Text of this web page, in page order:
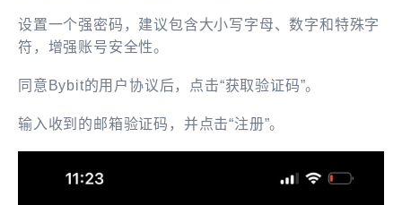
设置一个强密码，建议包含大小写字母、数字和特殊字
符，增强账号安全性。
同意 Bybit的用户协议后，点击“获取验证码”。
输入收到的邮箱验证码，并点击“注册”。